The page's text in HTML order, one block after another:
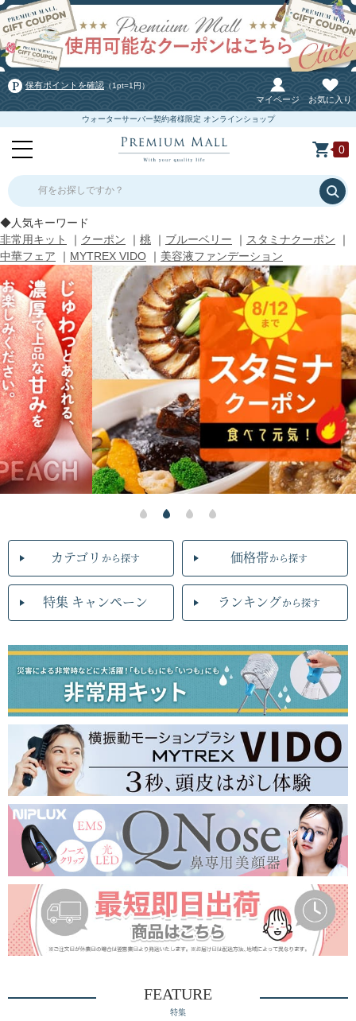
保有ポイントを確認 （1pt=1円）
マイページ お気に入り
ウォーターサーバー契約者様限定 オンラインショップ
0
何をお探しですか？
◆人気キーワード
非常用キット
｜ クーポン ｜ 桃 ｜ ブルーベリー ｜ スタミナクーポン ｜
中華フェア ｜ MYTREX VIDO ｜ 美容液ファンデーション
カテゴリ から探す 価格帯から探す
特集 キャンペーン ランキングから探す
FEATURE
特集